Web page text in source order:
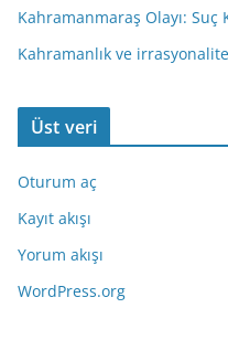
Kahramanmaraş Olayı: Suç
Kahramanlık ve
Üst veri
Oturum aç
Kayıt akışı
Yorum akışı
WordPress.org